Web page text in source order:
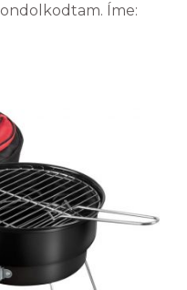
Íme: